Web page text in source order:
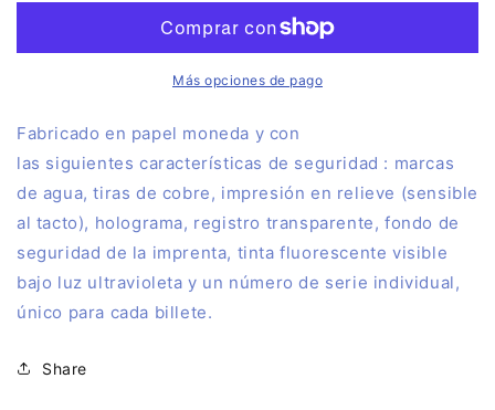
NUEVO
2024
PUENTE
NUEVO
2024
Más opciones de pago
Fabricado en papel moneda y con
las siguientes características de seguridad : marcas
de agua, tiras de cobre, impresión en relieve (sensible
al tacto), holograma, registro transparente, fondo de
seguridad de la imprenta, tinta fluorescente visible
bajo luz ultravioleta y un número de serie individual,
único para cada billete.
Share